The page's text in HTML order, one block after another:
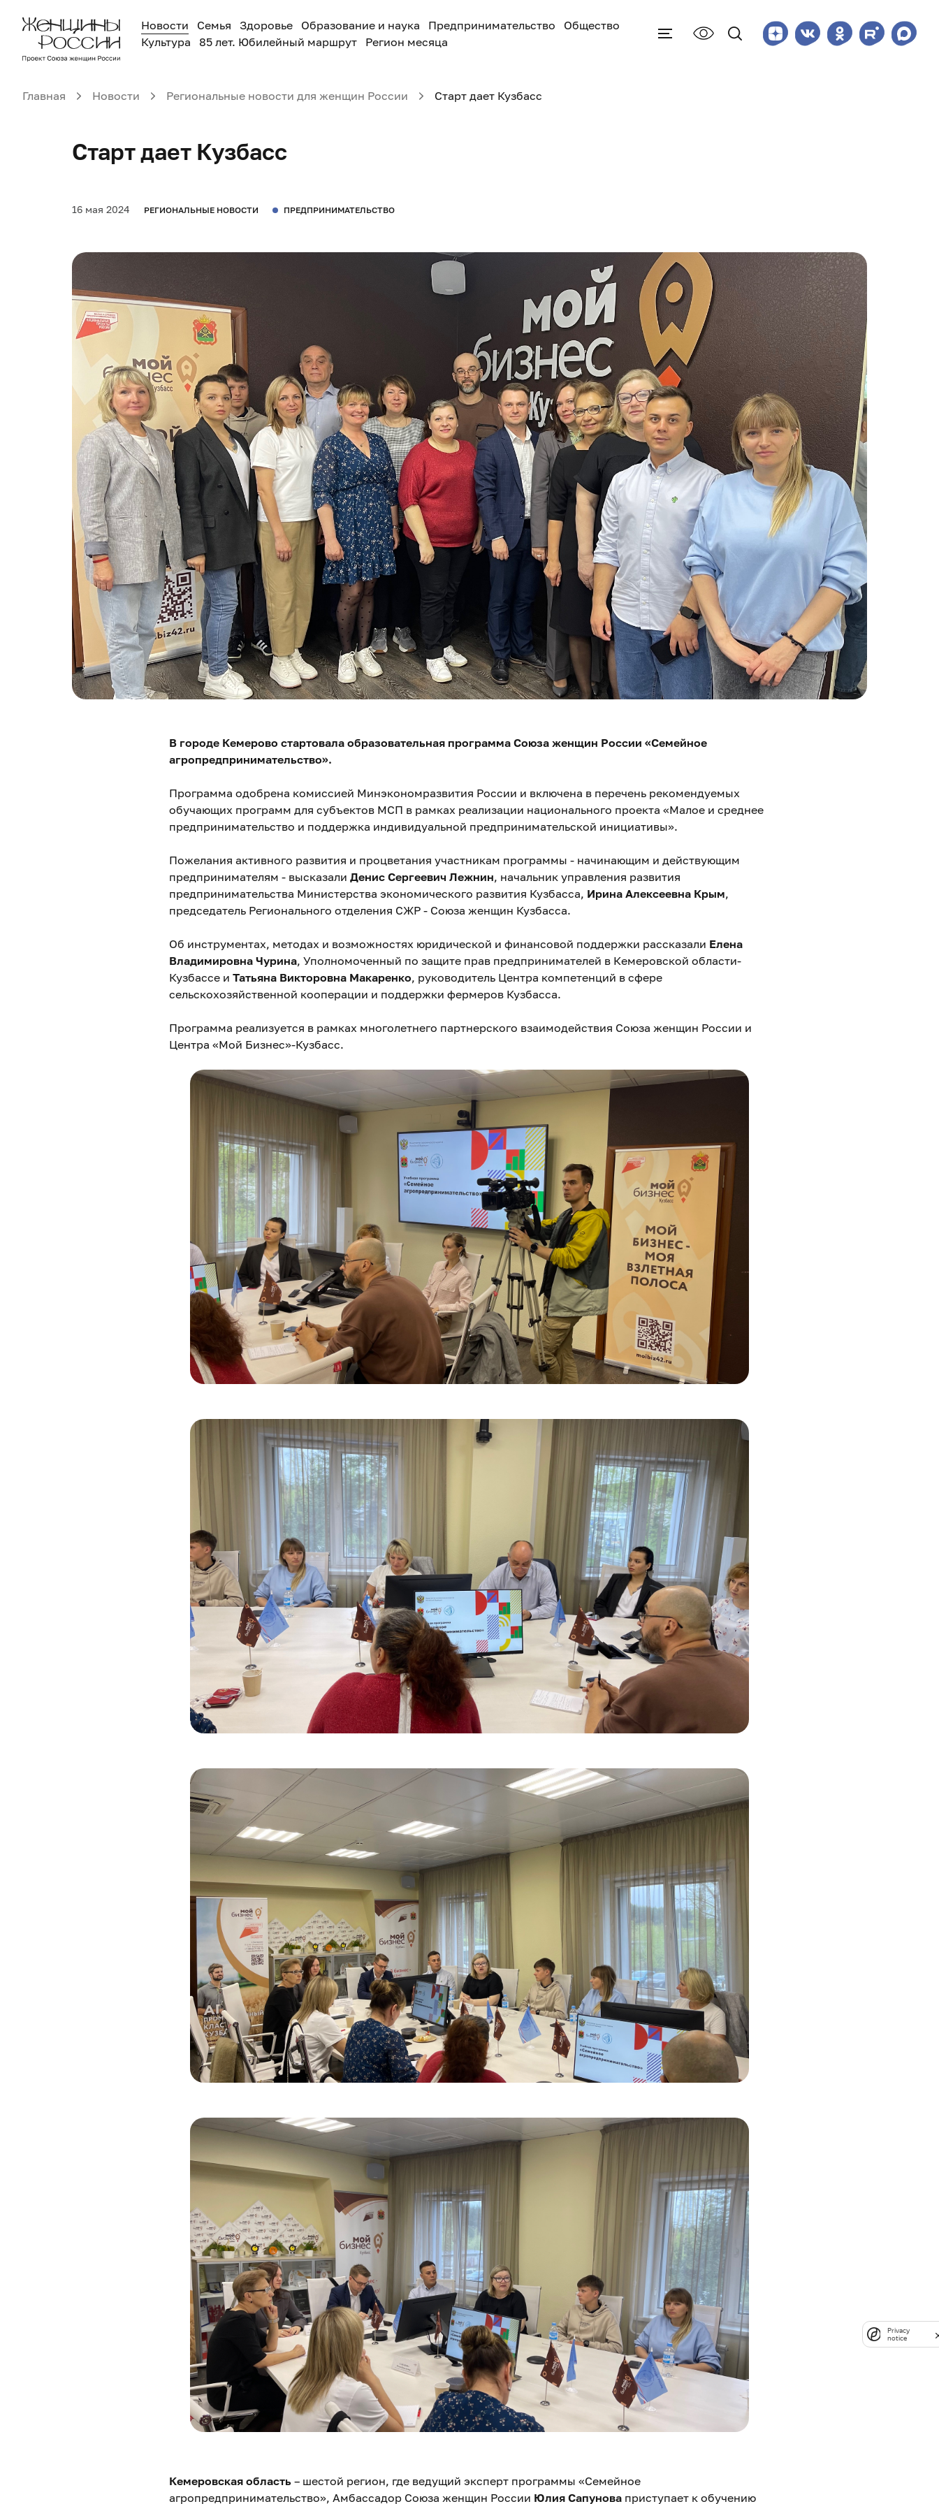
Новости Семья Здоровье Образование и наука Предпринимательство
Общество
Культура
85 лет. Юбилейный маршрут Регион месяца
Главная Новости Региональные новости для женщин России Старт дает Кузбасс
Старт дает Кузбасс
16 мая 2024 РЕГИОНАЛЬНЫЕ НОВОСТИ ПРЕДПРИНИМАТЕЛЬСТВО
В городе Кемерово стартовала образовательная программа Союза женщин России «Семейное
агропредпринимательство».
Программа одобрена комиссией Минэкономразвития России и включена в перечень рекомендуемых
обучающих программ для субъектов МСП в рамках реализации национального проекта «Малое и среднее
предпринимательство и поддержка индивидуальной предпринимательской инициативы».
Пожелания активного развития и процветания участникам программы - начинающим и действующим
предпринимателям - высказали Денис Сергеевич Лежнин, начальник управления развития
предпринимательства Министерства экономического развития Кузбасса, Ирина Алексеевна Крым,
председатель Регионального отделения СЖР - Союза женщин Кузбасса.
Об инструментах, методах и возможностях юридической и финансовой поддержки рассказали Елена
Владимировна Чурина, Уполномоченный по защите прав предпринимателей в Кемеровской области-
Кузбассе и Татьяна Викторовна Макаренко, руководитель Центра компетенций в сфере
сельскохозяйственной кооперации и поддержки фермеров Кузбасса.
Программа реализуется в рамках многолетнего партнерского взаимодействия Союза женщин России и
Центра «Мой Бизнес»-Кузбасс.
Кемеровская область – шестой регион, где ведущий эксперт программы «Семейное
агропредпринимательство», Амбассадор Союза женщин России Юлия Сапунова приступает к обучению
Privacy
notice